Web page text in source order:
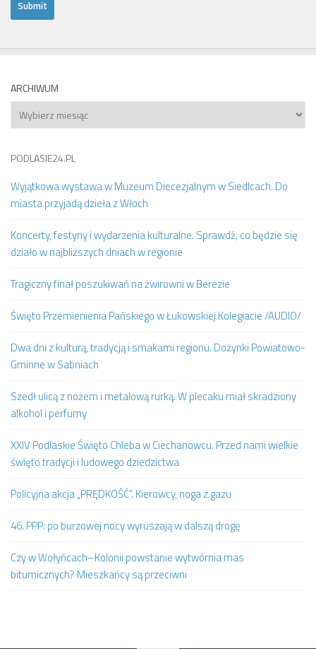
ARCHIWUM
Archiwum
PODLASIE24.PL
Wyjątkowa wystawa w Muzeum Diecezjalnym w Siedlcach. Do
miasta przyjadą dzieła z Włoch
Koncerty, festyny i wydarzenia kulturalne. Sprawdź, co będzie się
działo w najbliższych dniach w regionie
Tragiczny finał poszukiwań na żwirowni w Berezie
Święto Przemienienia Pańskiego w Łukowskiej Kolegiacie /AUDIO/
Dwa dni z kulturą, tradycją i smakami regionu. Dożynki Powiatowo-
Gminne w Sabniach
Szedł ulicą z nożem i metalową rurką. W plecaku miał skradziony
alkohol i perfumy
XXIV Podlaskie Święto Chleba w Ciechanowcu. Przed nami wielkie
święto tradycji i ludowego dziedzictwa
Policyjna akcja „PRĘDKOŚĆ”. Kierowcy, noga z gazu
46. PPP: po burzowej nocy wyruszają w dalszą drogę
Czy w Wołyńcach–Kolonii powstanie wytwórnia mas
bitumicznych? Mieszkańcy są przeciwni